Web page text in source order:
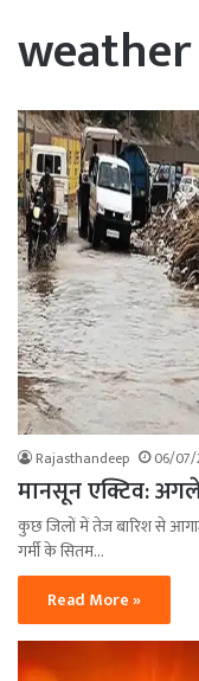
weather
Rajasthandeep 06/07/
मानसून एक्टिव:
कुछ जिलों में तेज बारिश से
गर्मी के सितम…
Read More »